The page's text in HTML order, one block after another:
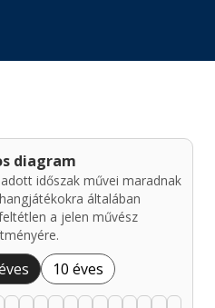
diagram
időszak művei maradnak
általában
a jelen művész
10 éves